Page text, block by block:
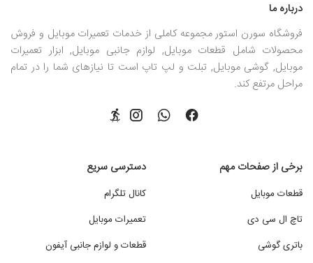
درباره ما
فروشگاه سورن استور مجموعه کاملی از خدمات تعمیرات موبایل و فروش
محصولات شامل قطعات موبایل, لوازم جانبی موبایل, ابزار تعمیرات
موبایل, گوشی موبایل, تبلت و لپ تاپ است تا نیازهای شما را در تمام
مراحل مرتفع کند.
برخی از صفحات مهم
قطعات موبایل
تاچ ال سی دی
باتری گوشی
دسترسی سریع
کانال تلگرام
تعمیرات موبایل
قطعات و لوازم جانبی آیفون